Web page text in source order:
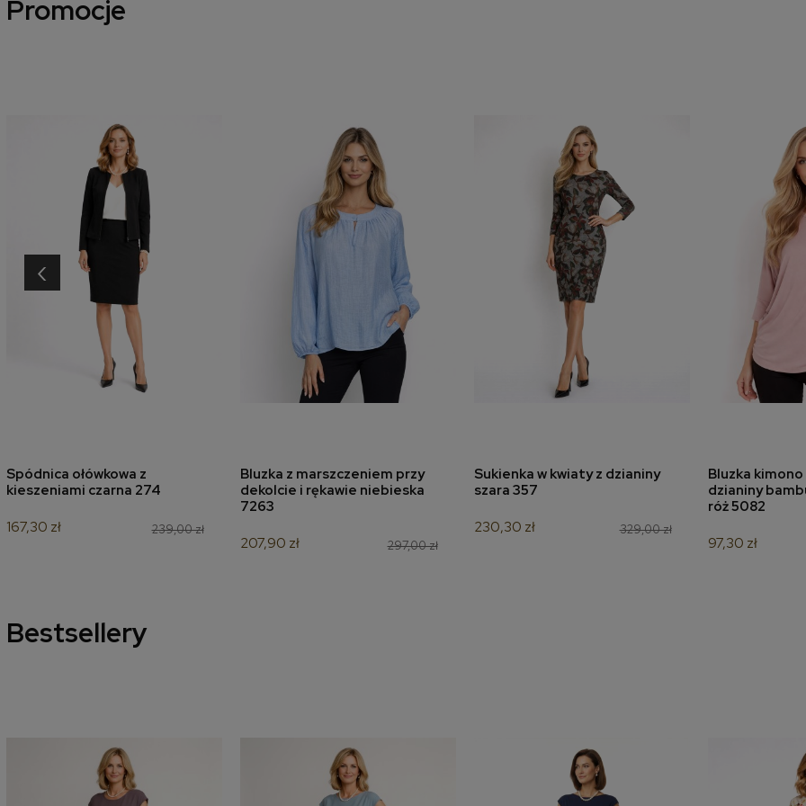
Promocje
dodaj do koszyka
Spódnica ołówkowa z
kieszeniami czarna 274
239,00 zł
167,30 zł
dodaj do koszyka
Bluzka z marszczeniem przy
dekolcie i rękawie niebieska
7263
297,00 zł
207,90 zł
dodaj do koszyka
Sukienka w kwiaty z dzianiny
szara 357
329,00 zł
230,30 zł
dodaj
Bluzka
dzianiny
róż 5082
97,30 zł
‹
Bestsellery